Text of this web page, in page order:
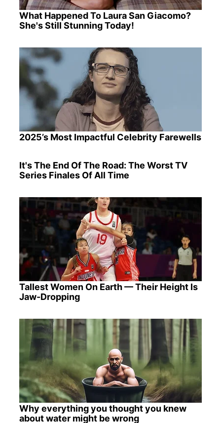
What Happened To Laura San Giacomo?
She's Still Stunning Today!
2025’s Most Impactful Celebrity Farewells
It's The End Of The Road: The Worst TV
Series Finales Of All Time
Tallest Women On Earth — Their Height Is
Jaw-Dropping
Why everything you thought you knew
about water might be wrong